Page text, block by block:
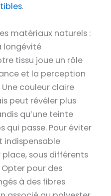
.
matériaux naturels :
longévité
tissu joue un rôle
et la perception
couleur claire
peut révéler plus
qu’une teinte
qui passe. Pour éviter
indispensable
place, sous différents
pour des
à des fibres